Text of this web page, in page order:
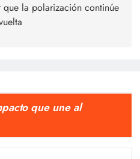
la polarización continúe
que une al